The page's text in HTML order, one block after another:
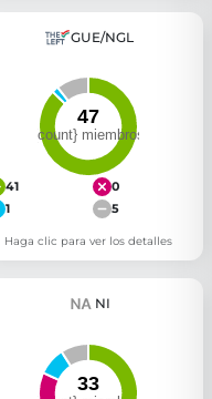
GUE/NGL
41
0
1
5
Haga clic para ver los detalles
NI